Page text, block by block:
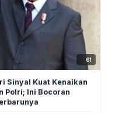
61
Sinyal Kuat Kenaikan
Polri; Ini Bocoran